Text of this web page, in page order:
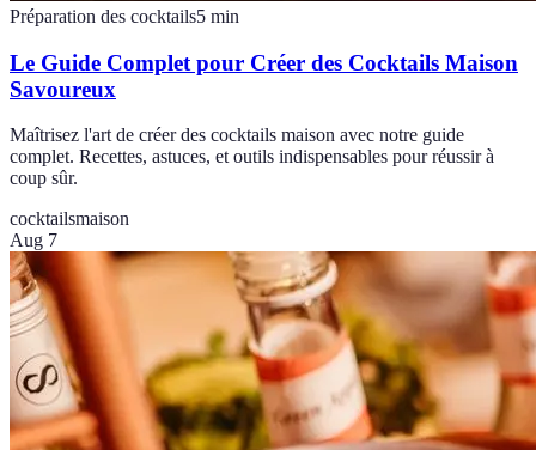
Préparation des cocktails5 min
Le Guide Complet pour Créer des Cocktails Maison
Savoureux
Maîtrisez l'art de créer des cocktails maison avec notre guide
complet. Recettes, astuces, et outils indispensables pour réussir à
coup sûr.
cocktailsmaison
Aug 7